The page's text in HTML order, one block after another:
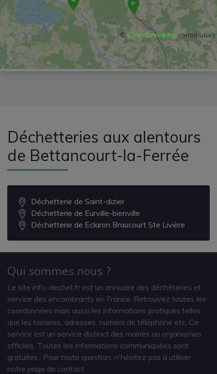
© OpenStreetMapcontributors
Déchetteries aux alentours
de Bettancourt-la-Ferrée
Déchetterie de Saint-dizier
Déchetterie de Eurville-bienville
Déchetterie de Eclaron Braucourt Ste Livière
Qui sommes nous ?
Le site info-dechet.fr est un annuaire des déchèteries et
service des encombrants en France. Retrouvez toutes les
coordonnées mais aussi les informations pratiques telles
que les horaires, adresses, numéro de téléphone etc. Ce
service est un service distinct des mairies ou organismes
officiels. Toutes les informations communiquées sont
gratuites
. Pour toute question, n'hésitez pas à utiliser
notre page de contact.